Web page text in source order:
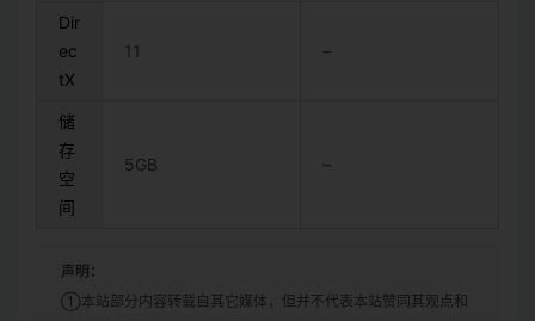
Dir
ec
tX
11 –
储
存
空
间
5GB –
声明：
①本站部分内容转载自其它媒体，但并不代表本站赞同其观点和